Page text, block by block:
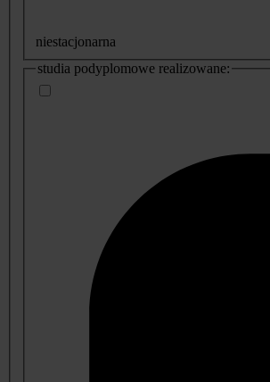
niestacjonarna
studia podyplomowe realizowane: